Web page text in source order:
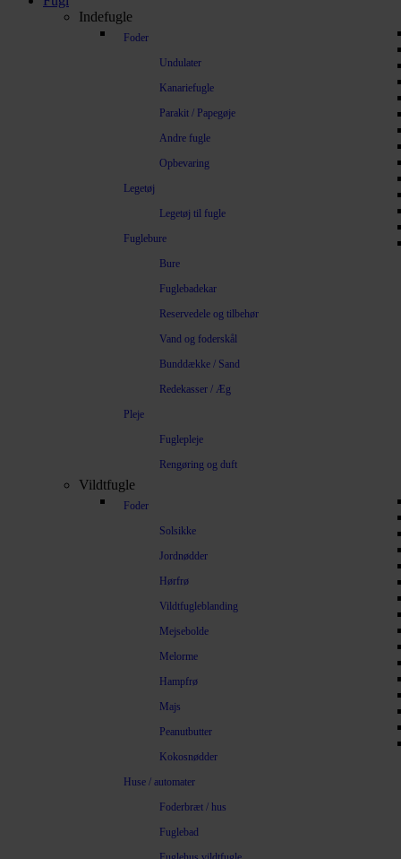
Indefugle
Foder
Undulater
Kanariefugle
Parakit / Papegøje
Andre fugle
Opbevaring
Legetøj
Legetøj til fugle
Fuglebure
Bure
Fuglebadekar
Reservedele og tilbehør
Vand og foderskål
Bunddække / Sand
Redekasser / Æg
Pleje
Fuglepleje
Rengøring og duft
Vildtfugle
Foder
Solsikke
Jordnødder
Hørfrø
Vildtfugleblanding
Mejsebolde
Melorme
Hampfrø
Majs
Peanutbutter
Kokosnødder
Huse / automater
Foderbræt / hus
Fuglebad